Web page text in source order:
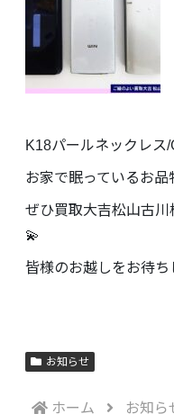
K18パールネックレス
お家で眠っているお品
ぜひ買取大吉松山古川
💫
皆様のお越しをお待ち
お知らせ
ホーム
お知ら